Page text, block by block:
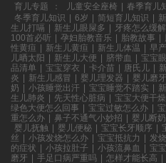
育儿专题
： 儿童安全座椅 | 春季育儿
冬季育儿知识 | 6岁 | 简短育儿知识 |
生儿打嗝 | 新生儿眼屎多 | 牙疼怎么缓解
100首必听 | 孕妇胎教音乐 | 胎教故事 |
性黄疸 | 新生儿黄疸 | 新生儿体温 | 早
儿晒太阳 | 新生儿大便 | 脐带血 | 宝宝
品清单 | 宝宝穿衣 | 卡介苗 | 唐氏儿 |
炎 | 新生儿感冒 | 婴儿理发器 | 婴儿磨
奶 | 小孩睡觉出汗 | 宝宝睡觉不踏实 |
生儿肺炎 | 先天性心脏病 | 宝宝大便干燥
绿色大便怎么回事 | 宝宝过敏怎么办 |
重怎么办 | 鼻子不通气小妙招 | 婴儿断奶
婴儿抚触 | 婴儿便秘 | 宝宝长牙顺序 |
丝 | 小孩发烧怎么办 | 宝宝抵抗力 | 发
的症状 | 小孩拉肚子 | 小孩流鼻血 | 宝
磨牙 | 手足口病严重吗 | 怎样才能长高 |